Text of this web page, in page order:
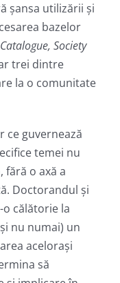
șansa utilizării și
bazelor
Society
trei dintre
la o comunitate
ce guvernează
temei nu
o axă a
Doctorandul și
călătorie la
nu numai) un
acelorași
să